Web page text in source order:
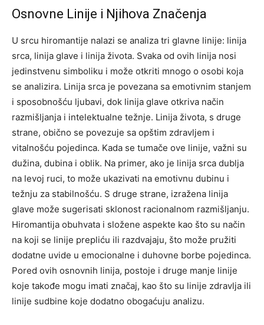
Osnovne Linije i Njihova Značenja
U srcu hiromantije nalazi se analiza tri glavne linije: linija
srca, linija glave i linija života. Svaka od ovih linija nosi
jedinstvenu simboliku i može otkriti mnogo o osobi koja
se analizira. Linija srca je povezana sa emotivnim stanjem
i sposobnošću ljubavi, dok linija glave otkriva način
razmišljanja i intelektualne težnje. Linija života, s druge
strane, obično se povezuje sa opštim zdravljem i
vitalnošću pojedinca. Kada se tumače ove linije, važni su
dužina, dubina i oblik. Na primer, ako je linija srca dublja
na levoj ruci, to može ukazivati na emotivnu dubinu i
težnju za stabilnošću. S druge strane, izražena linija
glave može sugerisati sklonost racionalnom razmišljanju.
Hiromantija obuhvata i složene aspekte kao što su način
na koji se linije prepliću ili razdvajaju, što može pružiti
dodatne uvide u emocionalne i duhovne borbe pojedinca.
Pored ovih osnovnih linija, postoje i druge manje linije
koje takođe mogu imati značaj, kao što su linije zdravlja ili
linije sudbine koje dodatno obogaćuju analizu.